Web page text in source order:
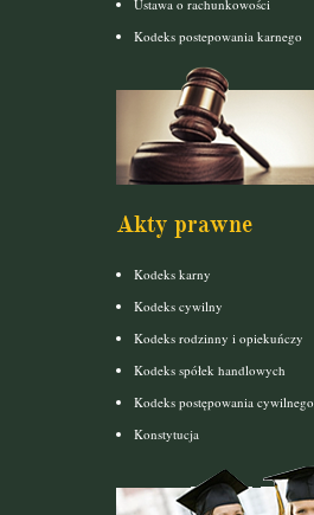
Ustawa o rachunkowości
Kodeks postepowania karnego
Akty prawne
Kodeks karny
Kodeks cywilny
Kodeks rodzinny i opiekuńczy
Kodeks spółek handlowych
Kodeks postępowania cywilnego
Konstytucja